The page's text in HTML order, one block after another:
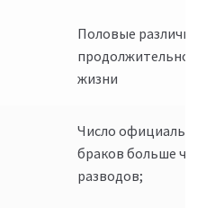
Половые различия
жизни
Число
браков больше чем
разводов;